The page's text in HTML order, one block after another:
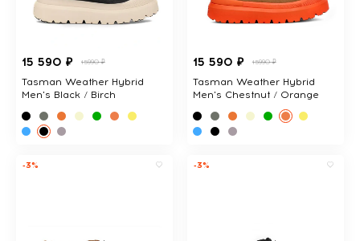
15 590 ₽ 15990 ₽
Tasman Weather Hybrid
Men's Black / Birch
15 590 ₽ 15990 ₽
Tasman Weather Hybrid
Men's Chestnut / Orange
-3% -3%